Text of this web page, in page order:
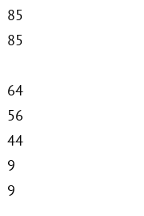
85
85
64
56
44
9
9